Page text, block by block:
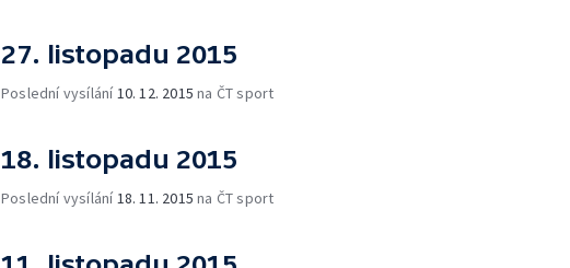
27. listopadu 2015
Poslední vysílání 10. 12. 2015 na ČT sport
18. listopadu 2015
Poslední vysílání 18. 11. 2015 na ČT sport